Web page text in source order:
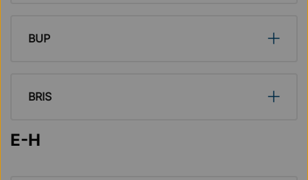
BUP
BRIS
E-H